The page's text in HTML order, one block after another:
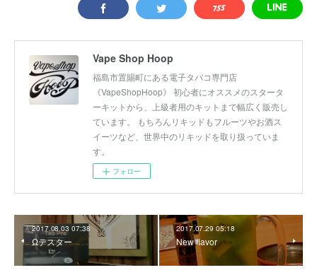
Vape Shop Hoop
福島市置賜町にある電子タバコ専門店
《VapeShopHoop》 初心者にオススメのスタータ
ーキットから、上級者用のキットまで幅広く販売し
ています。 もちろんリキッドもフルーツやお酒ス
イーツなど、世界中のリキッドを取り扱っていま
す。
フォロー
2017.08.03 07:38
Ωテスター
2017.07.29 05:18
New flavor